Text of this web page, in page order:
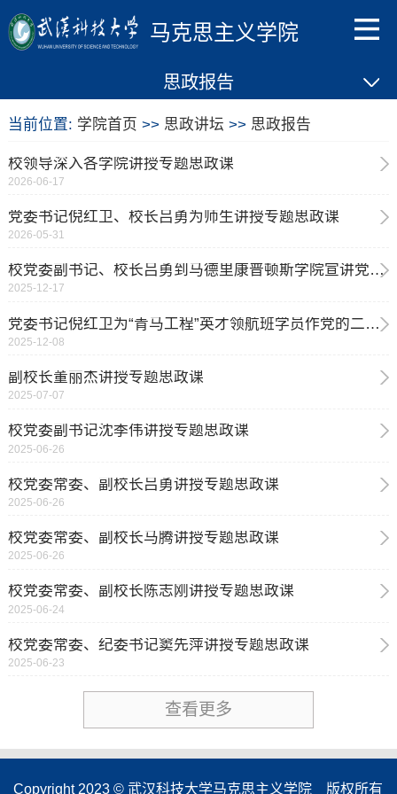
马克思主义学院
思政报告
当前位置: 学院首页 >> 思政讲坛 >> 思政报告
校领导深入各学院讲授专题思政课
2026-06-17
党委书记倪红卫、校长吕勇为师生讲授专题思政课
2026-05-31
校党委副书记、校长吕勇到马德里康普顿斯学院宣讲党的二十届四中全会精神
2025-12-17
党委书记倪红卫为“青马工程”英才领航班学员作党的二十届四中全会精神宣讲
2025-12-08
副校长董丽杰讲授专题思政课
2025-07-07
校党委副书记沈季伟讲授专题思政课
2025-06-26
校党委常委、副校长吕勇讲授专题思政课
2025-06-26
校党委常委、副校长马腾讲授专题思政课
2025-06-26
校党委常委、副校长陈志刚讲授专题思政课
2025-06-24
校党委常委、纪委书记窦先萍讲授专题思政课
2025-06-23
查看更多
Copyright 2023 © 武汉科技大学马克思主义学院 版权所有